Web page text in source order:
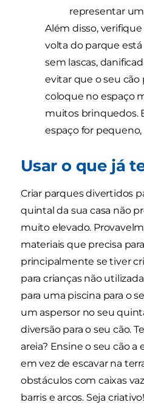
representar
Além disso,
volta do parque
sem lascas,
evitar que o seu cão
coloque no espaço
muitos brinquedos.
espaço for
Usar o que já
Criar parques divertidos
quintal da sua casa não
muito elevado.
materiais que precisa
principalmente se tiver
para crianças não
para uma piscina para o
um aspersor no seu
diversão para o seu cão.
areia? Ensine o seu cão a
em vez de escavar na
obstáculos com caixas
barris e arcos. Seja